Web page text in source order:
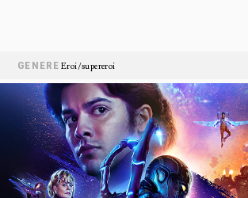
GENERE Eroi/supereroi